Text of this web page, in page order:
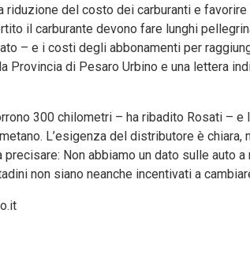
del costo dei carburanti e
il carburante devono fare lunghi
– e i costi degli abbonamenti per
Provincia di Pesaro Urbino e una lettera
300 chilometri – ha ribadito Rosati –
L’esigenza del distributore è
precisare: Non abbiamo un dato sulle auto
non siano neanche incentivati a